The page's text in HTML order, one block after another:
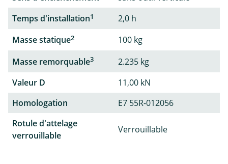
Temps d'installation1
2,0 h
Masse statique2
100 kg
Masse remorquable3
2.235 kg
Valeur D
11,00 kN
Homologation
E7 55R-012056
Rotule d'attelage
verrouillable
Verrouillable